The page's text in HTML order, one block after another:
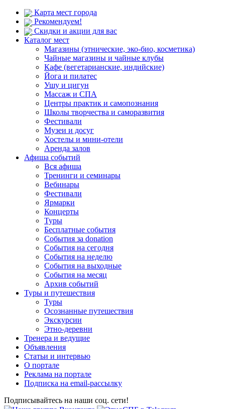
Карта мест города
Рекомендуем!
Скидки и акции для вас
Каталог мест
Магазины (этнические, эко-био, косметика)
Чайные магазины и чайные клубы
Кафе (вегетарианские, индийские)
Йога и пилатес
Ушу и цигун
Массаж и СПА
Центры практик и самопознания
Школы творчества и саморазвития
Фестивали
Музеи и досуг
Хостелы и мини-отели
Аренда залов
Афиша событий
Вся афиша
Тренинги и семинары
Вебинары
Фестивали
Ярмарки
Концерты
Туры
Бесплатные события
События за donation
События на сегодня
События на неделю
События на выходные
События на месяц
Архив событий
Туры и путешествия
Туры
Осознанные путешествия
Экскурсии
Этно-деревни
Тренера и ведущие
Объявления
Статьи и интервью
О портале
Реклама на портале
Подписка на email-рассылку
Подписывайтесь на наши соц. сети!